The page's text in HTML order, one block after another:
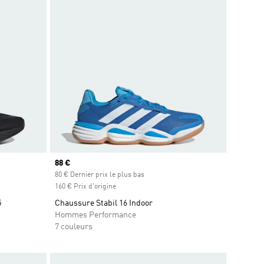
Prix actuel
88 €
80 € Dernier prix le plus bas
160 € Prix d'origine
Chaussure Stabil 16 Indoor
Hommes Performance
7 couleurs